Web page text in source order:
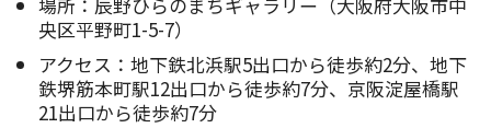
央区平野町1-5-7）
アクセス：地下鉄北浜駅5出口から徒歩約2分、地下
鉄堺筋本町駅12出口から徒歩約7分、京阪淀屋橋駅
21出口から徒歩約7分